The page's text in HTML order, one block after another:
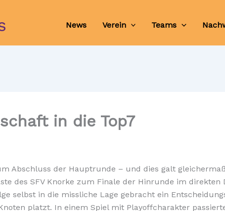
News Verein Teams
in die Top7
Abschluss der Hauptrunde – und dies galt
des SFV Knorke zum Finale der Hinrunde im
selbst in die missliche Lage gebracht ein
platzt. In einem Spiel mit Playoffcharakter